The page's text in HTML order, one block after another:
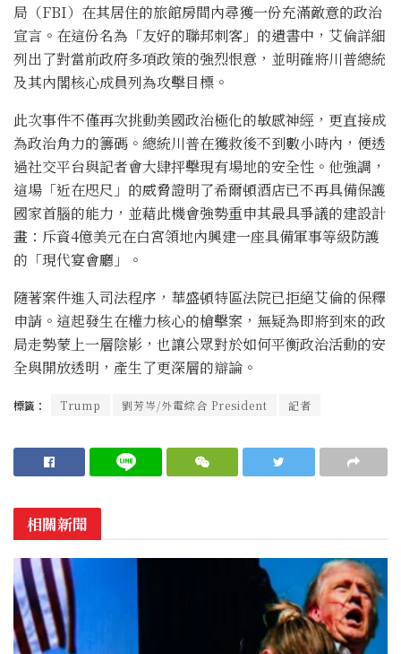
局（FBI）在其居住的旅館房間內尋獲一份充滿敵意的政治
宣言。在這份名為「友好的聯邦刺客」的遺書中，艾倫詳細
列出了對當前政府多項政策的強烈恨意，並明確將川普總統
及其內閣核心成員列為攻擊目標。
此次事件不僅再次挑動美國政治極化的敏感神經，更直接成
為政治角力的籌碼。總統川普在獲救後不到數小時內，便透
過社交平台與記者會大肆抨擊現有場地的安全性。他強調，
這場「近在咫尺」的威脅證明了希爾頓酒店已不再具備保護
國家首腦的能力，並藉此機會強勢重申其最具爭議的建設計
畫：斥資4億美元在白宮領地內興建一座具備軍事等級防護
的「現代宴會廳」。
隨著案件進入司法程序，華盛頓特區法院已拒絕艾倫的保釋
申請。這起發生在權力核心的槍擊案，無疑為即將到來的政
局走勢蒙上一層陰影，也讓公眾對於如何平衡政治活動的安
全與開放透明，產生了更深層的辯論。
標籤： Trump 劉芳岑/外電綜合 President 記者
相關新聞